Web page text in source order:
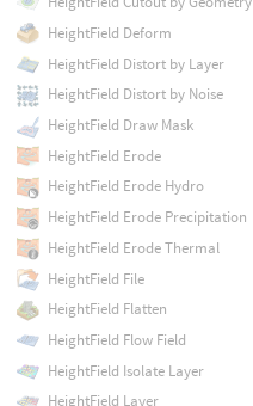
HeightField Deform
HeightField Distort by Layer
HeightField Distort by Noise
HeightField Draw Mask
HeightField Erode
HeightField Erode Hydro
HeightField Erode Precipitation
HeightField Erode Thermal
HeightField File
HeightField Flatten
HeightField Flow Field
HeightField Isolate Layer
HeightField Layer